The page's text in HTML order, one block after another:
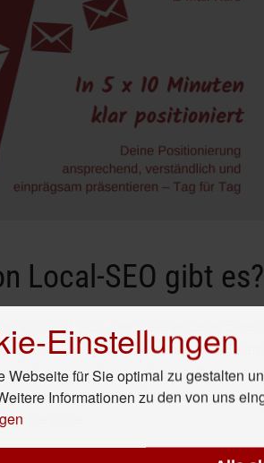
Local-SEO gibt es?
erstreckt sich über viele einzelne
von Namen, Anschrift und
sind. Auch sollte viel Wert auf
von mobilen Endgeräten aus
Bereiche:
Einstellungen
Webseite für Sie optimal zu gestalten
Informationen zu den von uns